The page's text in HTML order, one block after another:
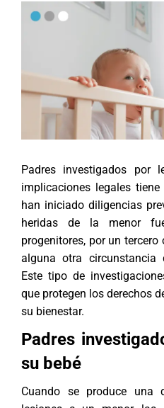
Padres investigados por
implicaciones legales
han iniciado diligencias
heridas de la menor
progenitores, por un
alguna otra circunstancia
Este tipo de
que protegen los derechos
su bienestar.
Padres
su bebé
Cuando se produce una